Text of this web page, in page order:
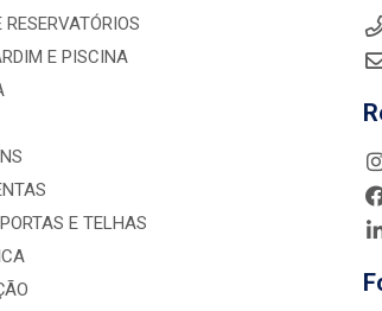
E PISCINA
E TELHAS